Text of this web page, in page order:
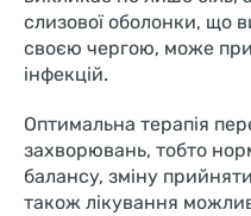
слизової оболонки, що
своєю чергою, може
інфекцій.
Оптимальна терапія
захворювань, тобто
балансу, зміну
також лікування